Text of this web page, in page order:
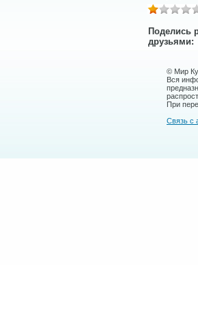
Поделись
друзьями:
© Мир
Вся
При
Связь с